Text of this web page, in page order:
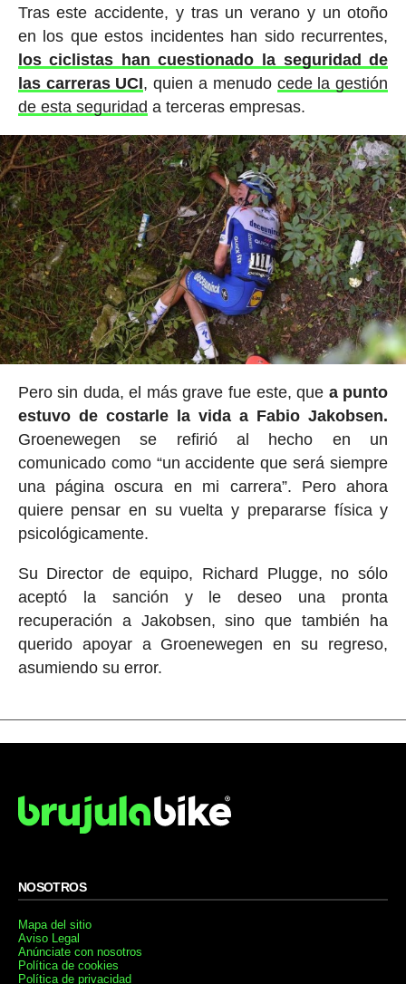
Tras este accidente, y tras un verano y un otoño
en los que estos incidentes han sido recurrentes,
los ciclistas han cuestionado la seguridad de
las carreras UCI, quien a menudo cede la gestión
de esta seguridad a terceras empresas.
Pero sin duda, el más grave fue este, que a punto
estuvo de costarle la vida a Fabio Jakobsen.
Groenewegen se refirió al hecho en un
comunicado como “un accidente que será siempre
una página oscura en mi carrera”. Pero ahora
quiere pensar en su vuelta y prepararse física y
psicológicamente.
Su Director de equipo, Richard Plugge, no sólo
aceptó la sanción y le deseo una pronta
recuperación a Jakobsen, sino que también ha
querido apoyar a Groenewegen en su regreso,
asumiendo su error.
NOSOTROS
Mapa del sitio
Aviso Legal
Anúnciate con nosotros
Política de cookies
Política de privacidad